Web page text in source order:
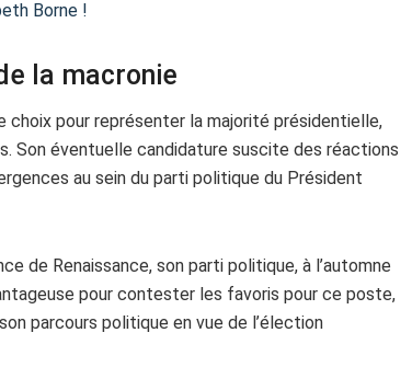
Borne !
la macronie
choix pour représenter la majorité présidentielle,
Son éventuelle candidature suscite des réactions
au sein du parti politique du Président
de Renaissance, son parti politique, à l’automne
pour contester les favoris pour ce poste,
parcours politique en vue de l’élection